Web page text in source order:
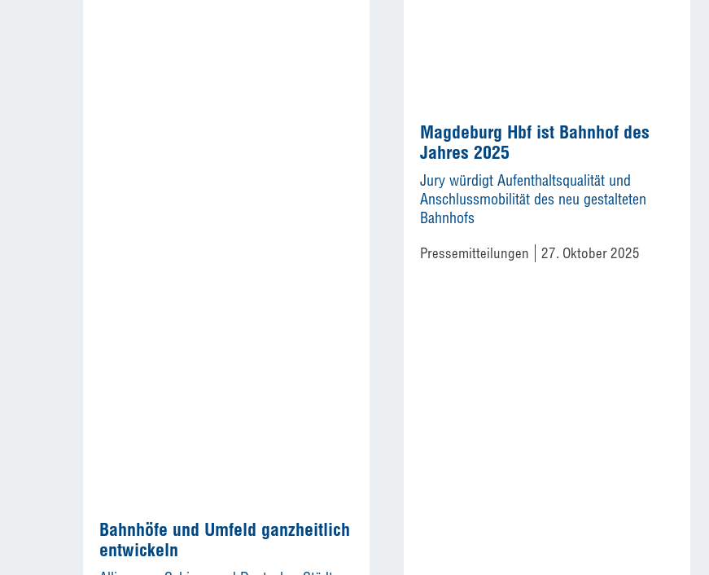
Bahnhöfe und Umfeld ganzheitlich
entwickeln
Magdeburg Hbf ist Bahnhof des
Jahres 2025
Jury würdigt Aufenthaltsqualität und
Anschlussmobilität des neu gestalteten
Bahnhofs
Pressemitteilungen 27. Oktober 2025